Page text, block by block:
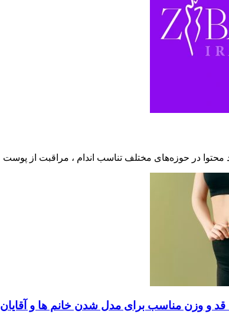
قد و وزن مناسب برای مدل شدن خانم ها و آقایان